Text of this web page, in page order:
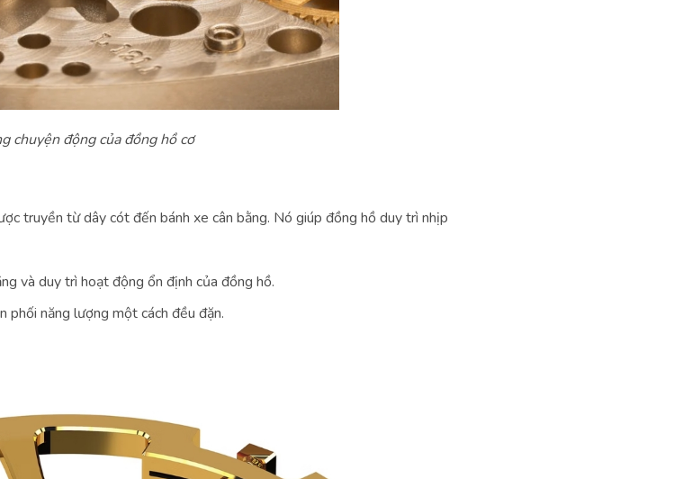
chuyện động của đồng hồ cơ
truyền từ dây cót đến bánh xe cân bằng. Nó giúp đồng hồ duy trì nhịp
và duy trì hoạt động ổn định của đồng hồ.
phối năng lượng một cách đều đặn.